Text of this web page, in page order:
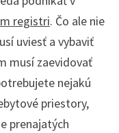
registri. Čo ale nie
uviesť a vybaviť
musí zaevidovať
nejakú
priestory,
prenajatých